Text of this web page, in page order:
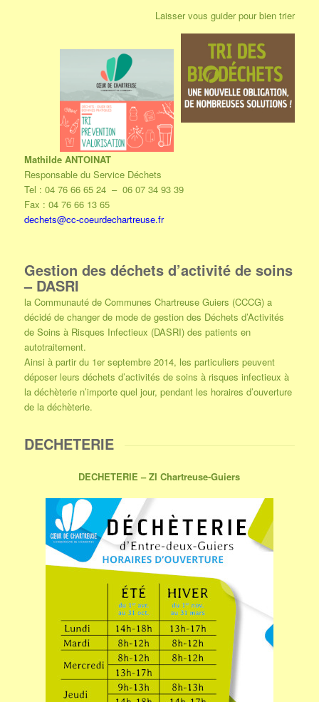
Laisser vous guider pour bien trier
Mathilde ANTOINAT
Responsable du Service Déchets
Tel : 04 76 66 65 24 – 06 07 34 93 39
Fax : 04 76 66 13 65
dechets@cc-coeurdechartreuse.fr
Gestion des déchets d’activité de soins
– DASRI
la Communauté de Communes Chartreuse Guiers (CCCG) a
décidé de changer de mode de gestion des Déchets d’Activités
de Soins à Risques Infectieux (DASRI) des patients en
autotraitement.
Ainsi à partir du 1er septembre 2014, les particuliers peuvent
déposer leurs déchets d’activités de soins à risques infectieux à
la déchèterie n’importe quel jour, pendant les horaires d’ouverture
de la déchèterie.
DECHETERIE
DECHETERIE – ZI Chartreuse-Guiers